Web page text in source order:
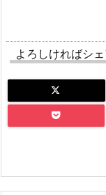
よろしければシ